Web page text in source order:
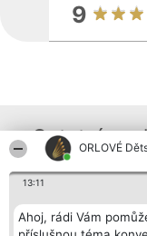
ORLOVÉ
13:11
Ahoj, rádi Vám
9
Ostatní
Bright Side Solutions sp. z o.
o. sp. k.